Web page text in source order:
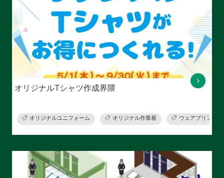
オリジナルTシャツ作成界隈
オリジナルユニフォーム オリジナル作業着 ウェアプリント